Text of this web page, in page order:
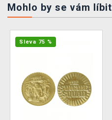
Mohlo by se vám líbit
Sleva 75 %